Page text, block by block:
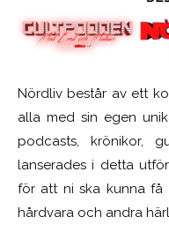
Nördliv består av ett
alla med sin egen
podcasts, krönikor,
lanserades i detta
för att ni ska kunna få
hårdvara och andra